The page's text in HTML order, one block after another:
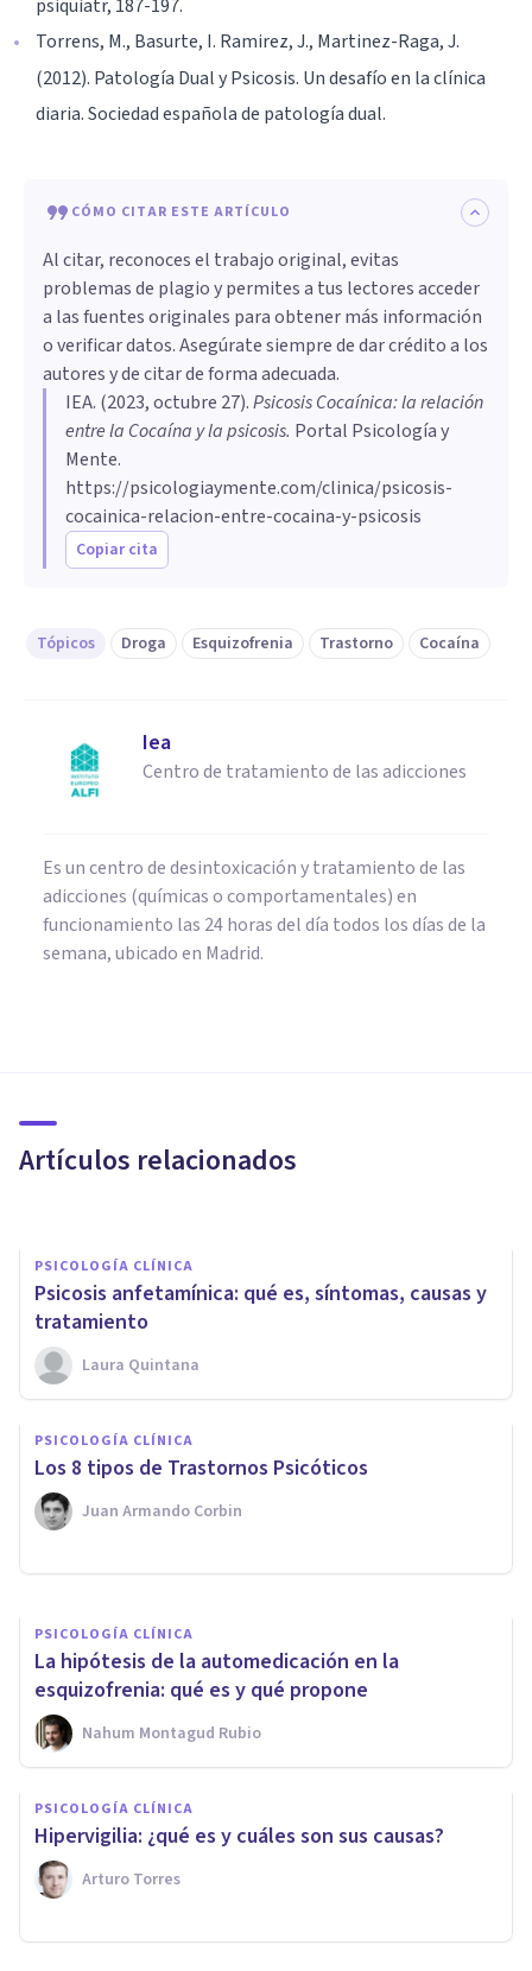
psiquiatr, 187-197.
Torrens, M., Basurte, I. Ramirez, J., Martinez-Raga, J.
(2012). Patología Dual y Psicosis. Un desafío en la clínica
diaria. Sociedad española de patología dual.
CÓMO CITAR ESTE ARTÍCULO
Al citar, reconoces el trabajo original, evitas
problemas de plagio y permites a tus lectores acceder
a las fuentes originales para obtener más información
o verificar datos. Asegúrate siempre de dar crédito a los
autores y de citar de forma adecuada.
IEA. (2023, octubre 27).Psicosis Cocaínica: la relación
entre la Cocaína y la psicosis. Portal Psicología y
Mente.
https://psicologiaymente.com/clinica/psicosis-
cocainica-relacion-entre-cocaina-y-psicosis
Copiar cita
Tópicos Droga Esquizofrenia Trastorno Cocaína
Iea
Centro de tratamiento de las adicciones
Es un centro de desintoxicación y tratamiento de las
adicciones (químicas o comportamentales) en
funcionamiento las 24 horas del día todos los días de la
semana, ubicado en Madrid.
Artículos relacionados
causar un Trauma?
PSICOLOGÍA CLÍNICA
Psicosis anfetamínica: qué es, síntomas, causas y
tratamiento
Laura Quintana
PSICOLOGÍA CLÍNICA
Los 8 tipos de Trastornos Psicóticos
Juan Armando Corbin
¿Cómo ayudar a una persona
alcohólica a no recaer?
PSICOLOGÍA CLÍNICA
La hipótesis de la automedicación en la
esquizofrenia: qué es y qué propone
Nahum Montagud Rubio
PSICOLOGÍA CLÍNICA
Hipervigilia: ¿qué es y cuáles son sus causas?
Arturo Torres